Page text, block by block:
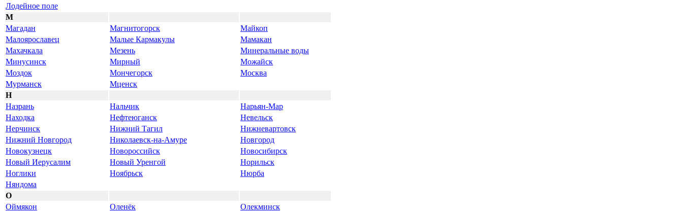
Лодейное поле
М
Магадан
Магнитогорск
Майкоп
Малоярославец
Малые Кармакулы
Мамакан
Махачкала
Мезень
Минеральные воды
Минусинск
Мирный
Можайск
Моздок
Мончегорск
Москва
Мурманск
Мценск
Н
Назрань
Нальчик
Нарьян-Мар
Находка
Нефтеюганск
Невельск
Нерчинск
Нижний Тагил
Нижневартовск
Нижний Новгород
Николаевск-на-Амуре
Новгород
Новокузнецк
Новороссийск
Новосибирск
Новый Иерусалим
Новый Уренгой
Норильск
Ноглики
Ноябрьск
Нюрба
Няндома
О
Оймякон
Оленёк
Олекминск